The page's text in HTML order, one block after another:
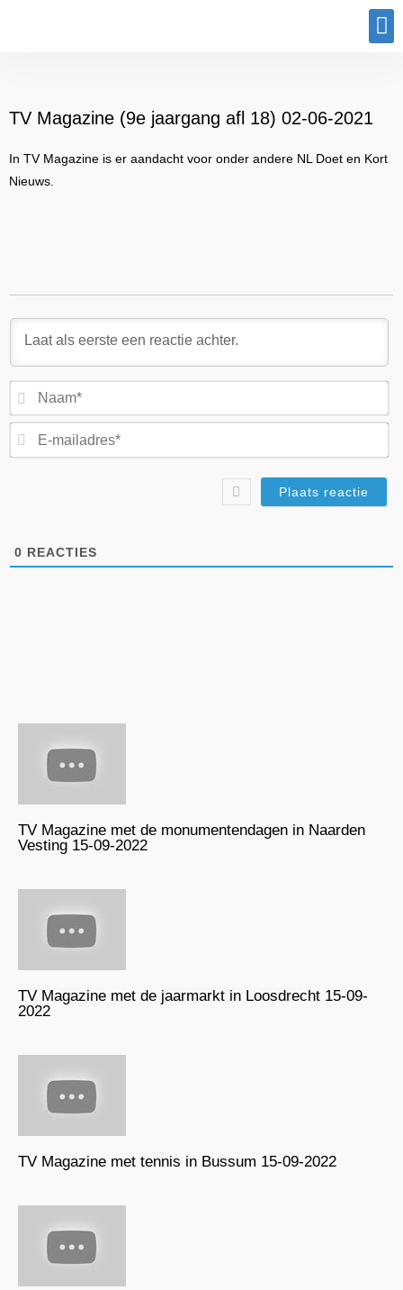
TV Magazine (9e jaargang afl 18) 02-06-2021
In TV Magazine is er aandacht voor onder andere NL Doet en Kort
Nieuws.
0 REACTIES
TV Magazine met de monumentendagen in Naarden
Vesting 15-09-2022
TV Magazine met de jaarmarkt in Loosdrecht 15-09-
2022
TV Magazine met tennis in Bussum 15-09-2022